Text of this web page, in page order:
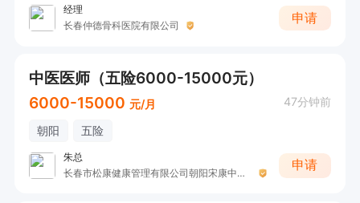
经理
长春仲德骨科医院有限公司
申请
中医医师（五险6000-15000元）
6000-15000 元/月 47分钟前
朝阳 五险
朱总
长春市松康健康管理有限公司朝阳宋康中医诊所
申请